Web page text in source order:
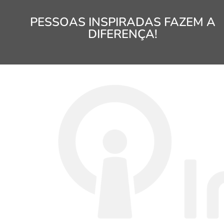
PESSOAS INSPIRADAS FAZEM A
DIFERENÇA!